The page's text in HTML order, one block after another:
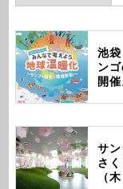
池
ン
開
サ
さ
（